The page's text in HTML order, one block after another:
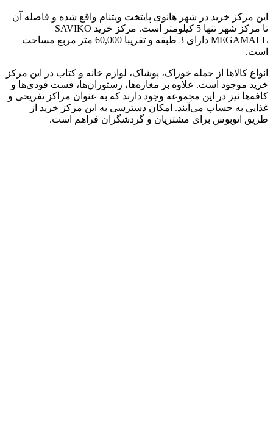
این مرکز خرید در شهر هانوی پایتخت ویتنام واقع شده و فاصله آن
تا مرکز شهر تنها 5 کیلومتر است. مرکز خرید SAVIKO
MEGAMALL دارای 3 طبقه و تقریبا 60,000 متر مربع مساحت
است.
انواع کالاها از جمله خوراک، پوشاک، لوازم خانه و کتاب در این مرکز
خرید موجود است. علاوه بر مغازه‌ها، رستوران‌ها، فست فودی‌ها و
کافه‌ها نیز در این مجموعه وجود دارند که به عنوان مراکز تفریحی و
غذایی به حساب می‌آیند. امکان دسترسی به این مرکز خرید از
طریق اتوبوس برای مشتریان و گردشگران فراهم است.